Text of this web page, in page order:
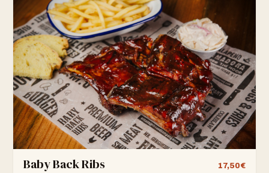
Baby Back Ribs
17,50€